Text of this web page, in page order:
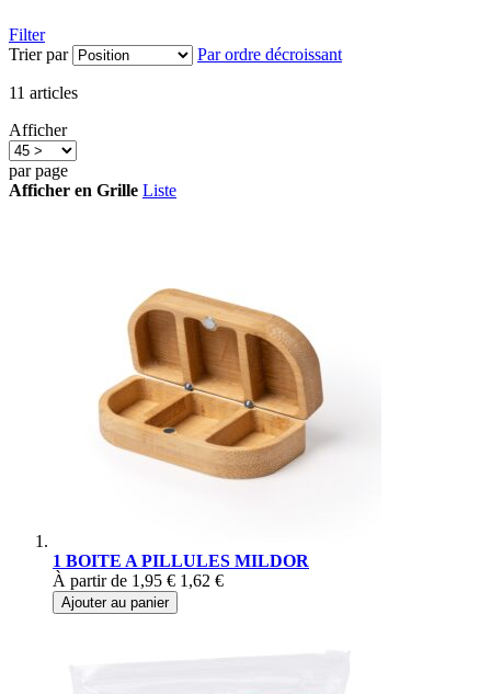
Filter
Trier par
Par ordre décroissant
11 articles
Afficher
par page
Afficher en Grille Liste
1 BOITE A PILLULES MILDOR
À partir de 1,95 € 1,62 €
Ajouter au panier